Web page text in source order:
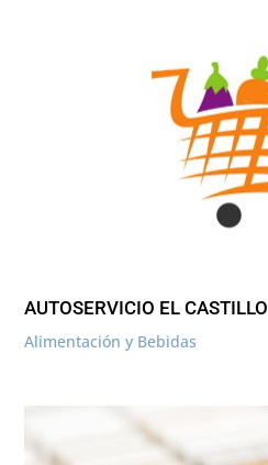
AUTOSERVICIO EL CASTILLO
Alimentación y Bebidas